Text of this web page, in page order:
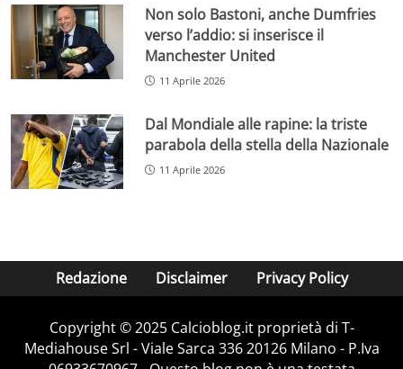
Non solo Bastoni, anche Dumfries
verso l’addio: si inserisce il
Manchester United
11 Aprile 2026
Dal Mondiale alle rapine: la triste
parabola della stella della Nazionale
11 Aprile 2026
Redazione Disclaimer Privacy Policy
Copyright © 2025 Calcioblog.it proprietà di T-
Mediahouse Srl - Viale Sarca 336 20126 Milano - P.Iva